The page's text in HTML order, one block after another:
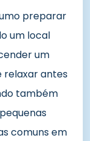
preparar
um local
um
relaxar antes
também
comuns em